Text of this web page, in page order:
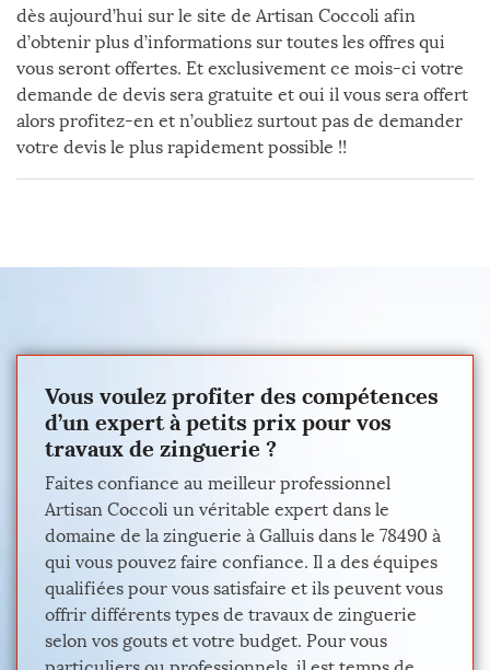
dès aujourd’hui sur le site de Artisan Coccoli afin
d’obtenir plus d’informations sur toutes les offres qui
vous seront offertes. Et exclusivement ce mois-ci votre
demande de devis sera gratuite et oui il vous sera offert
alors profitez-en et n’oubliez surtout pas de demander
votre devis le plus rapidement possible !!
Vous voulez profiter des compétences
d’un expert à petits prix pour vos
travaux de zinguerie ?
Faites confiance au meilleur professionnel
Artisan Coccoli un véritable expert dans le
domaine de la zinguerie à Galluis dans le 78490 à
qui vous pouvez faire confiance. Il a des équipes
qualifiées pour vous satisfaire et ils peuvent vous
offrir différents types de travaux de zinguerie
selon vos gouts et votre budget. Pour vous